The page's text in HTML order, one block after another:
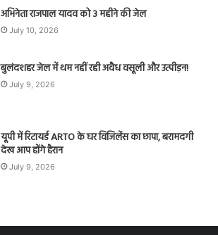
अभिनेता राजपाल यादव को 3 महीने की जेल
July 10, 2026
बुलंदशहर जेल में थम नहीं रही अवैध वसूली और उत्पीड़न!
July 9, 2026
यूपी में रिटायर्ड ARTO के घर विजिलेंस का छापा, बरामदगी
देख आप होंगे हैरान
July 9, 2026